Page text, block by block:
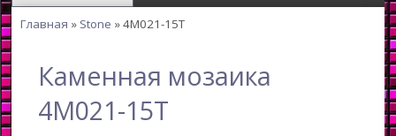
Главная » Stone » 4M021-15T
Каменная мозаика
4M021-15T